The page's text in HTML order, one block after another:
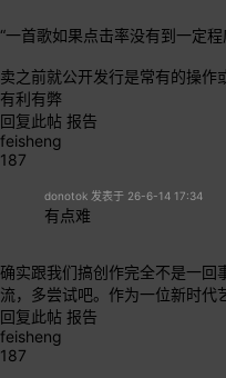
“一首歌如果点击率没有到一定
卖之前就公开发行是常有的操作
有利有弊
回复此帖 报告
feisheng
187
donotok 发表于 26-6-14 17:34
有点难
确实跟我们搞创作完全不是一回
流，多尝试吧。作为一位新时代
回复此帖 报告
feisheng
187